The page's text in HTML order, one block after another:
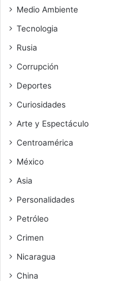
Medio Ambiente
Tecnologia
Rusia
Corrupción
Deportes
Curiosidades
Arte y Espectáculo
Centroamérica
México
Asia
Personalidades
Petróleo
Crimen
Nicaragua
China